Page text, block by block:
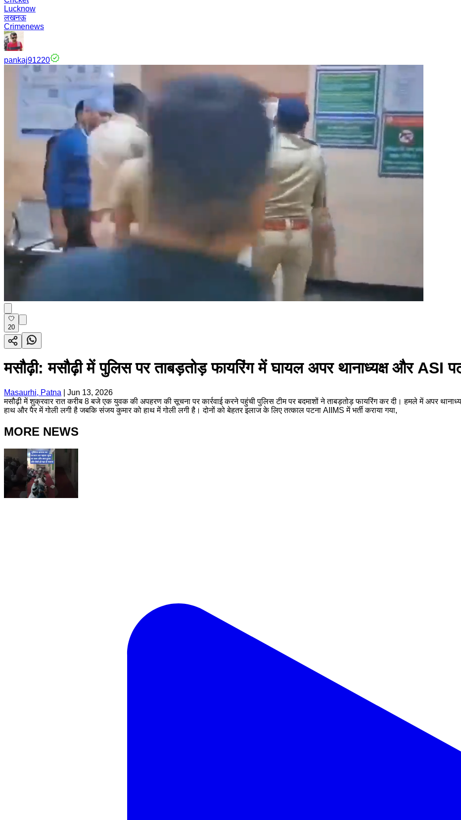
Lucknow
लखनऊ
Crimenews
pankaj91220
20
मसौढ़ी: मसौढ़ी में पुलिस पर ताबड़तोड़ फायरिंग में घायल अपर थानाध्यक्ष और ASI
Masaurhi, Patna
Jun 13, 2026
मसौढ़ी में शुक्रवार रात करीब 8 बजे एक युवक की अपहरण की सूचना पर कार्रवाई करने पहुंची पुलिस टीम पर बदमाशों ने ताबड़तोड़ फायरिंग कर दी। हमले में अपर
हाथ और पैर में गोली लगी है जबकि संजय कुमार को हाथ में गोली लगी है। दोनों को बेहतर इलाज के लिए तत्काल पटना AIIMS में भर्ती कराया गया,
MORE NEWS